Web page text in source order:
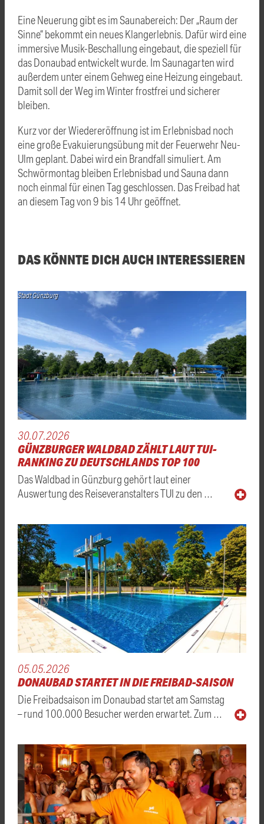
Eine Neuerung gibt es im Saunabereich: Der „Raum der
Sinne“ bekommt ein neues Klangerlebnis. Dafür wird eine
immersive Musik-Beschallung eingebaut, die speziell für
das Donaubad entwickelt wurde. Im Saunagarten wird
außerdem unter einem Gehweg eine Heizung eingebaut.
Damit soll der Weg im Winter frostfrei und sicherer
bleiben.
Kurz vor der Wiedereröffnung ist im Erlebnisbad noch
eine große Evakuierungsübung mit der Feuerwehr Neu-
Ulm geplant. Dabei wird ein Brandfall simuliert. Am
Schwörmontag bleiben Erlebnisbad und Sauna dann
noch einmal für einen Tag geschlossen. Das Freibad hat
an diesem Tag von 9 bis 14 Uhr geöffnet.
DAS KÖNNTE DICH AUCH INTERESSIEREN
Stadt Günzburg
30.07.2026
GÜNZBURGER WALDBAD ZÄHLT LAUT TUI-
RANKING ZU DEUTSCHLANDS TOP 100
Das Waldbad in Günzburg gehört laut einer
Auswertung des Reiseveranstalters TUI zu den …
05.05.2026
DONAUBAD STARTET IN DIE FREIBAD-SAISON
Die Freibadsaison im Donaubad startet am Samstag
– rund 100.000 Besucher werden erwartet. Zum …